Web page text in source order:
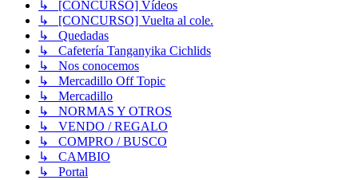
↳ [CONCURSO] Vídeos
↳ [CONCURSO] Vuelta al cole.
↳ Quedadas
↳ Cafetería Tanganyika Cichlids
↳ Nos conocemos
↳ Mercadillo Off Topic
↳ Mercadillo
↳ NORMAS Y OTROS
↳ VENDO / REGALO
↳ COMPRO / BUSCO
↳ CAMBIO
↳ Portal